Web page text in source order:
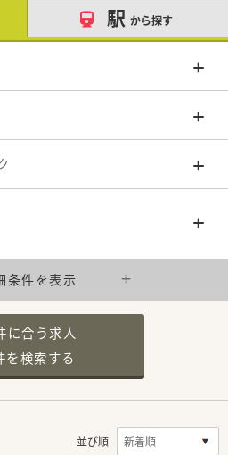
駅 から探す
条件を表示
に合う求人
を検索する
並び順